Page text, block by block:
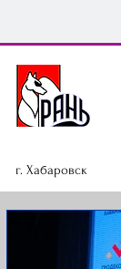
г. Хабаровск